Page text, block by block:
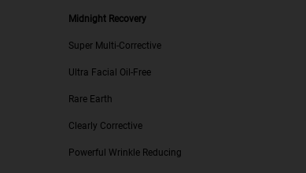
Midnight Recovery
Super Multi-Corrective
Ultra Facial Oil-Free
Rare Earth
Clearly Corrective
Powerful Wrinkle Reducing